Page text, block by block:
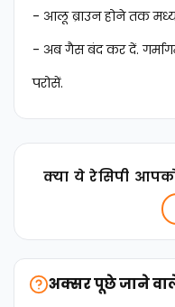
- आलू ब्राउन होने तक
- अब गैस बंद कर दें.
परोसें.
क्‍या ये रेसिपी
अक्सर पूछे जाने